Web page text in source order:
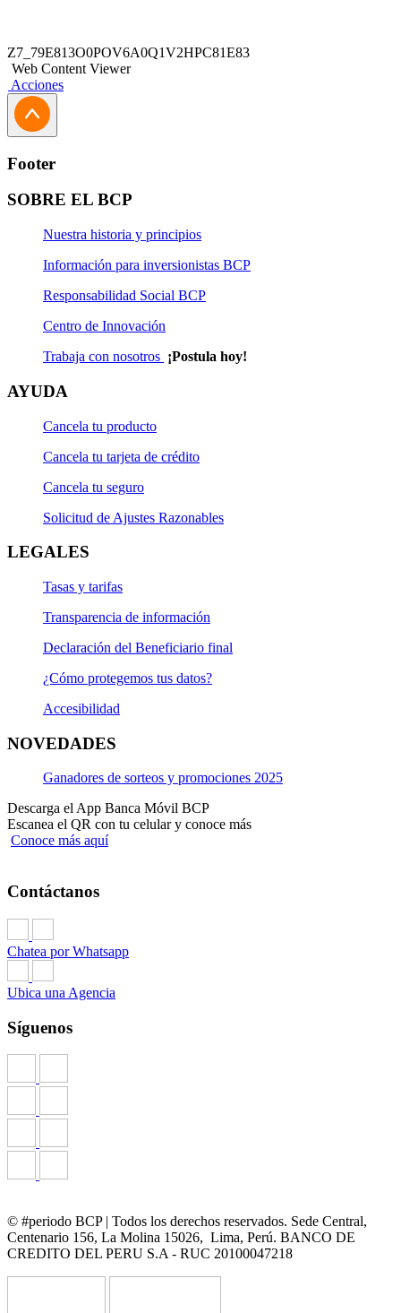
Z7_79E813O0POV6A0Q1V2HPC81E83
Web Content Viewer
Acciones
Footer
SOBRE EL BCP
Nuestra historia y principios
Información para inversionistas BCP
Responsabilidad Social BCP
Centro de Innovación
Trabaja con nosotros ¡Postula hoy!
AYUDA
Cancela tu producto
Cancela tu tarjeta de crédito
Cancela tu seguro
Solicitud de Ajustes Razonables
LEGALES
Tasas y tarifas
Transparencia de información
Declaración del Beneficiario final
¿Cómo protegemos tus datos?
Accesibilidad
NOVEDADES
Ganadores de sorteos y promociones 2025
Descarga el App Banca Móvil BCP
Escanea el QR con tu celular y conoce más
Conoce más aquí
Contáctanos
Chatea por Whatsapp
Ubica una Agencia
Síguenos
© #periodo BCP | Todos los derechos reservados. Sede Central,
Centenario 156, La Molina 15026, Lima, Perú. BANCO DE
CREDITO DEL PERU S.A - RUC 20100047218